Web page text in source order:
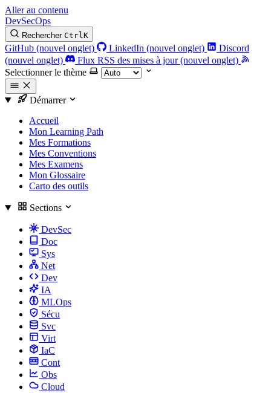
Aller au contenu
DevSecOps
Rechercher CtrlK
GitHub (nouvel onglet) LinkedIn (nouvel onglet)
Discord
(nouvel onglet)
Flux RSS des mises à jour (nouvel onglet)
Selectionner le thème
Démarrer
Accueil
Mon Learning Path
Mes Formations
Mes Conventions
Mes Examens
Mon Glossaire
Carto des outils
Sections
DevSec
Doc
Sys
Net
Dev
IA
MLOps
Sécu
Svc
Virt
IaC
Cont
Obs
Cloud